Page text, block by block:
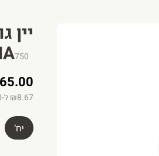
האיכותיים ביותר והשירות
750
₪8.67 ל-100 מ״ל
יח'